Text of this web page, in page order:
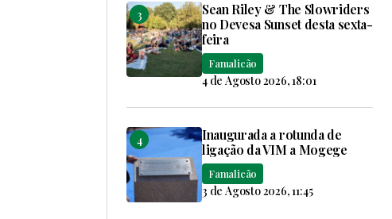
Sean Riley & The Slowriders
no Devesa Sunset desta sexta-
feira
Famalicão
4 de Agosto 2026, 18:01
Inaugurada a rotunda de
ligação da VIM a Mogege
Famalicão
3 de Agosto 2026, 11:45